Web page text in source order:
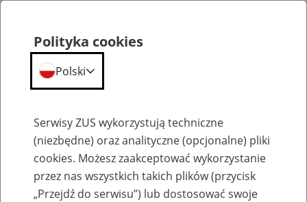
Szkolenia
Polityka cookies
Polski
Serwisy ZUS wykorzystują techniczne
(niezbędne) oraz analityczne (opcjonalne) pliki
cookies. Możesz zaakceptować wykorzystanie
przez nas wszystkich takich plików (przycisk
„Przejdź do serwisu”) lub dostosować swoje